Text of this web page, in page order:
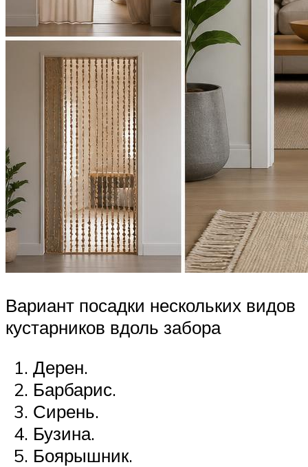
Вариант посадки нескольких видов
кустарников вдоль забора
Дерен.
Барбарис.
Сирень.
Бузина.
Боярышник.